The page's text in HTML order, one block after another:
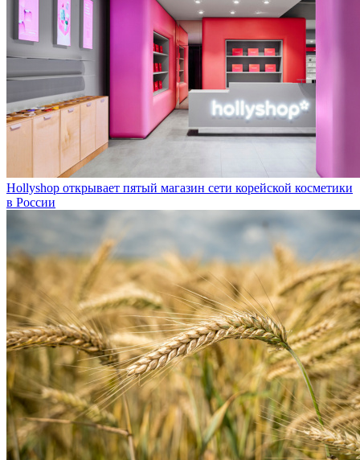
Hollyshop открывает пятый магазин сети корейской косметики
в России